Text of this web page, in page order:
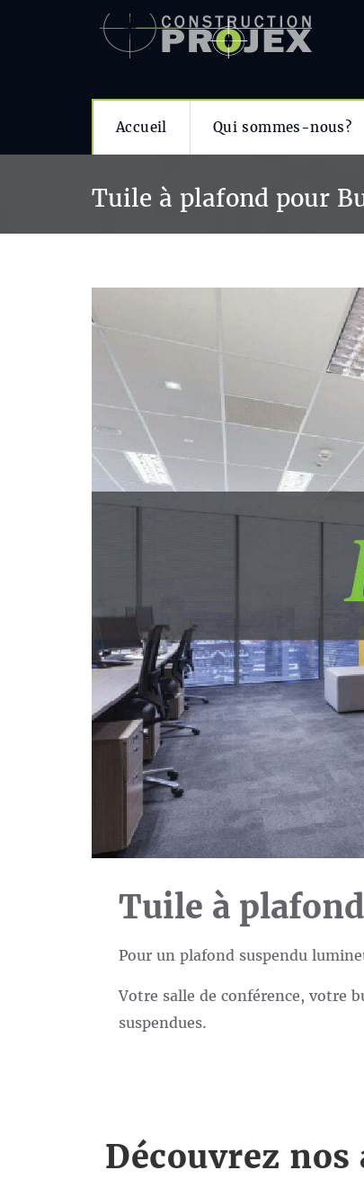
Accueil Qui sommes-nous?
Tuile à plafond pour
Tuile à
Pour un plafond suspendu
Votre salle de conférence, votre
suspendues.
Découvrez